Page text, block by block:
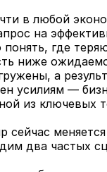
в любой
на
где
ниже
а
усилиям —
из ключевых
сейчас
два частых